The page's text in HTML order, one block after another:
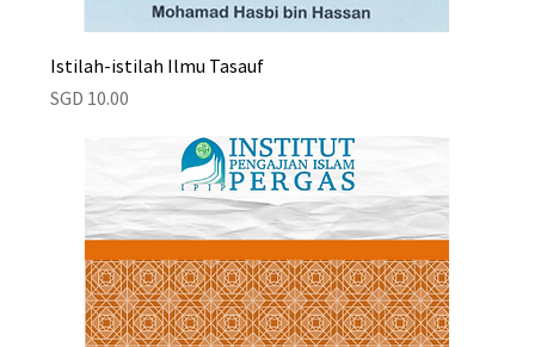
Istilah-istilah Ilmu Tasauf
Price
SGD 10.00